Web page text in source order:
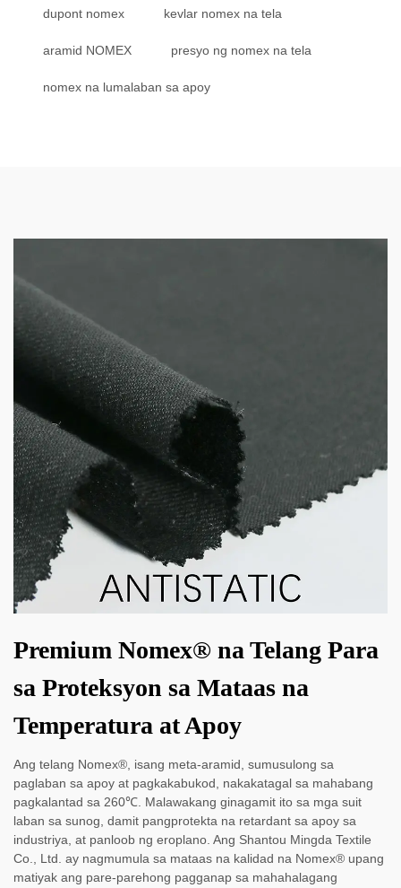
dupont nomex kevlar nomex na tela
aramid NOMEX presyo ng nomex na tela
nomex na lumalaban sa apoy
Premium Nomex® na Telang Para
sa Proteksyon sa Mataas na
Temperatura at Apoy
Ang telang Nomex®, isang meta-aramid, sumusulong sa
paglaban sa apoy at pagkakabukod, nakakatagal sa mahabang
pagkalantad sa 260℃. Malawakang ginagamit ito sa mga suit
laban sa sunog, damit pangprotekta na retardant sa apoy sa
industriya, at panloob ng eroplano. Ang Shantou Mingda Textile
Co., Ltd. ay nagmumula sa mataas na kalidad na Nomex® upang
matiyak ang pare-parehong pagganap sa mahahalagang